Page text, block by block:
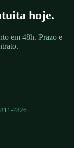
hoje.
em 48h. Prazo e
7826